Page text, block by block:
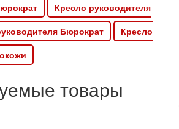
Кресло руководителя
Бюрократ
Кресло
товары